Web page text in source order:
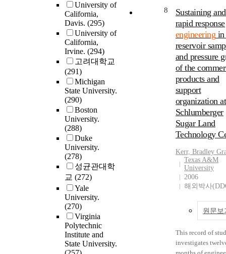
University of
California,
Davis. (295)
University of
California,
Irvine. (294)
고려대학교
(291)
Michigan
State University.
(290)
Boston
University.
(288)
Duke
University.
(278)
성균관대학
교 (272)
Yale
University.
(270)
Virginia
Polytechnic
Institute and
State University.
recommendations
provided for
engineering and
technology
curriculum and
instruction,
practice in
for future research.
engineering
push the
profession
more socially
responsible, we
identify the
influences and
a curriculum that
encourages
thinking about the
social context and
impacts of
Additionally, a
responsibility-
curriculum could
provide more
opportunities for
engagement that
those socially-
motivated
engineering. The
engineering
must also reflect
values to keep
engineers working
specifically that
methods can be
answer research
questions
identity
These results
the research
the larger study of
engineering
professional
development in
superstars. The
study of
identity
experiences of
K-5 engineering
educators and the
analysis method.
analysis
unique
dispositions that
in engineering
learning
(2) How does
engineering
engagement
structure relate to
nature of the
partnerships?,
What is the role
project in
engagement
partnerships?. A multi-
site case study
these questions,
included
with community
partners, faculty,
community
different U.S.
universities each
Architecture,
Engineering, and
Construction (A/
industry, because
students are
for many
skills. This
poor knowledge
retention is
many factors, one
which is the
between student
learning
the media used to
engineering. The
purpose of this
is to assess the
Distributed Virtual
Reality (DVR) as
engineering
tool. The
implementation
addresses the
poor knowledge
retention by
8
Sustaining and
rapid response
engineering in
reservoir
and pressure
of the
products and
support
organization at
Schlumberger
Sugar Land
Technology
Kerr, Bradley
Texas A&M
University
2006
해외박사
원문보
This record of
investigates